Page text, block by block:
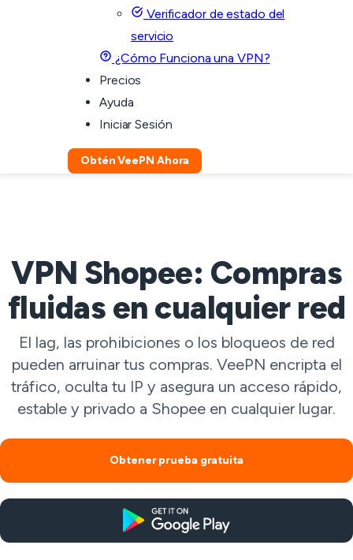
Verificador de estado del
servicio
¿Cómo Funciona una VPN?
Precios
Ayuda
Iniciar Sesión
Obtén VeePN Ahora
VPN Shopee: Compras
fluidas en cualquier red
El lag, las prohibiciones o los bloqueos de red
pueden arruinar tus compras. VeePN encripta el
tráfico, oculta tu IP y asegura un acceso rápido,
estable y privado a Shopee en cualquier lugar.
Obtener prueba gratuita